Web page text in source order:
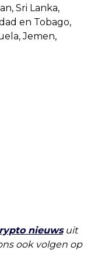
Sri Lanka,
en Tobago,
Jemen,
nieuwsuit
ook volgen op